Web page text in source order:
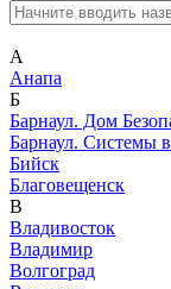
А
Анапа
Б
Барнаул. Дом
Барнаул. Системы
Бийск
Благовещенск
В
Владивосток
Владимир
Волгоград